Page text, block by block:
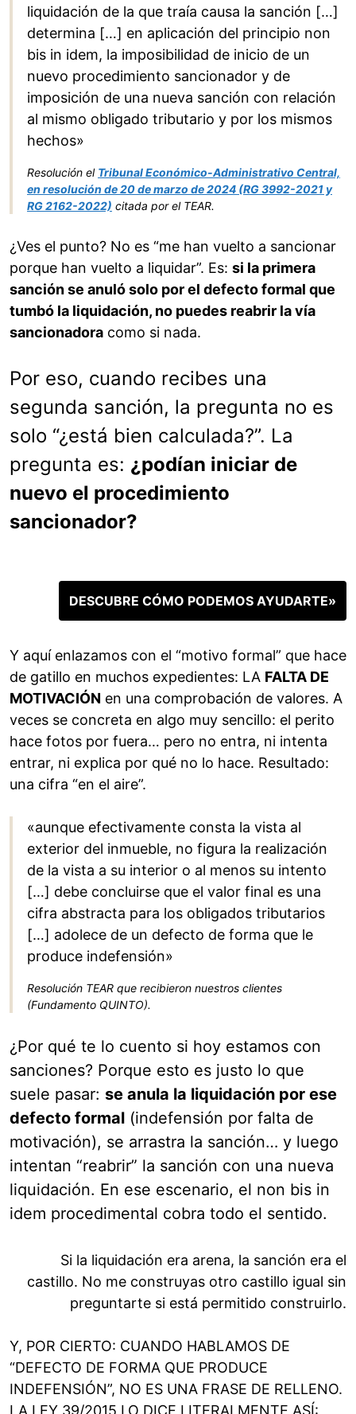
liquidación de la que traía causa la sanción […]
determina […] en aplicación del principio non
bis in idem, la imposibilidad de inicio de un
nuevo procedimiento sancionador y de
imposición de una nueva sanción con relación
al mismo obligado tributario y por los mismos
hechos»
Resolución el Tribunal Económico-Administrativo Central,
en resolución de 20 de marzo de 2024 (RG 3992-2021 y
RG 2162-2022) citada por el TEAR.
¿Ves el punto? No es “me han vuelto a sancionar
porque han vuelto a liquidar”. Es: si la primera
sanción se anuló solo por el defecto formal que
tumbó la liquidación, no puedes reabrir la vía
sancionadora como si nada.
Por eso, cuando recibes una
segunda sanción, la pregunta no es
solo “¿está bien calculada?”. La
pregunta es: ¿podían iniciar de
nuevo el procedimiento
sancionador?
DESCUBRE CÓMO PODEMOS AYUDARTE»
Y aquí enlazamos con el “motivo formal” que hace
de gatillo en muchos expedientes: LA FALTA DE
MOTIVACIÓN en una comprobación de valores. A
veces se concreta en algo muy sencillo: el perito
hace fotos por fuera… pero no entra, ni intenta
entrar, ni explica por qué no lo hace. Resultado:
una cifra “en el aire”.
«aunque efectivamente consta la vista al
exterior del inmueble, no figura la realización
de la vista a su interior o al menos su intento
[…] debe concluirse que el valor final es una
cifra abstracta para los obligados tributarios
[…] adolece de un defecto de forma que le
produce indefensión»
Resolución TEAR que recibieron nuestros clientes
(Fundamento QUINTO).
¿Por qué te lo cuento si hoy estamos con
sanciones? Porque esto es justo lo que
suele pasar: se anula la liquidación por ese
defecto formal (indefensión por falta de
motivación), se arrastra la sanción… y luego
intentan “reabrir” la sanción con una nueva
liquidación. En ese escenario, el non bis in
idem procedimental cobra todo el sentido.
Si la liquidación era arena, la sanción era el
castillo. No me construyas otro castillo igual sin
preguntarte si está permitido construirlo.
Y, POR CIERTO: CUANDO HABLAMOS DE
“DEFECTO DE FORMA QUE PRODUCE
INDEFENSIÓN”, NO ES UNA FRASE DE RELLENO.
LA LEY 39/2015 LO DICE LITERALMENTE ASÍ: